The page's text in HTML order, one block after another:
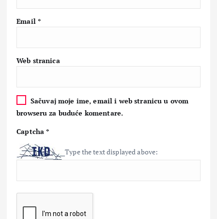
Email *
Web stranica
Sačuvaj moje ime, email i web stranicu u ovom
browseru za buduće komentare.
Captcha*
Type the text displayed above: